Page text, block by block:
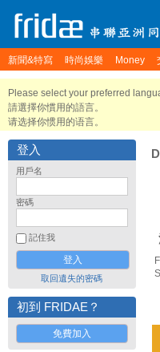
新聞&特寫 時尚娛樂 Money
Please select your preferred
請選擇你慣用的語言。
请选择你惯用的语言。
登入
用戶名
密碼
記住我
取回遺失的密碼
初到 FRIDAE？
免費加入